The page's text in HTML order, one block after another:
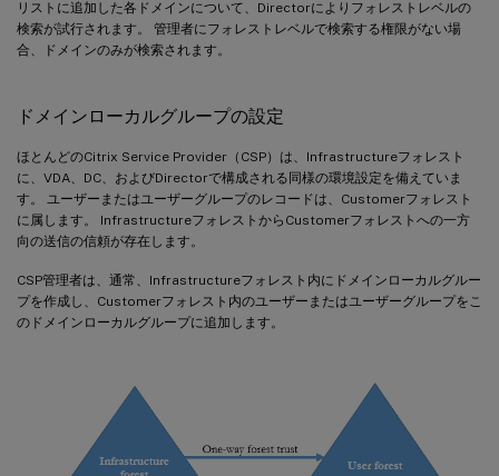
リストに追加した各ドメインについて、Directorによりフォレストレベルの
検索が試行されます。 管理者にフォレストレベルで検索する権限がない場
合、ドメインのみが検索されます。
ドメインローカルグループの設定
ほとんどのCitrix Service Provider（CSP）は、Infrastructureフォレスト
に、VDA、DC、およびDirectorで構成される同様の環境設定を備えていま
す。 ユーザーまたはユーザーグループのレコードは、Customerフォレスト
に属します。 InfrastructureフォレストからCustomerフォレストへの一方
向の送信の信頼が存在します。
CSP管理者は、通常、Infrastructureフォレスト内にドメインローカルグルー
プを作成し、Customerフォレスト内のユーザーまたはユーザーグループをこ
のドメインローカルグループに追加します。